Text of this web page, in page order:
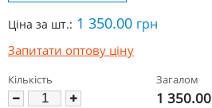
Ціна за шт.: 1 350.00 грн
Запитати оптову ціну
Кількість Загалом
1 350.00